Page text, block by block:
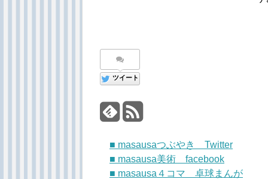
ツイート
■ masausaつぶやき Twitter
■ masausa美術 facebook
■ masausa４コマ 卓球まんが